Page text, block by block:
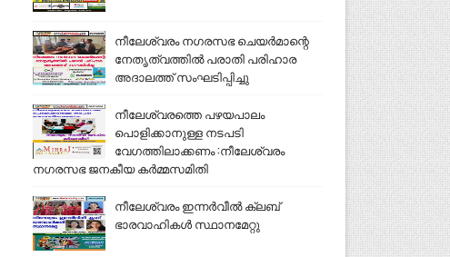
നീലേശ്വരം നഗരസഭ ചെയർമാന്റെ
നേതൃത്വത്തിൽ പരാതി പരിഹാര
അദാലത്ത് സംഘടിപ്പിച്ചു
നീലേശ്വരത്തെ പഴയപാലം
പൊളിക്കാനുള്ള നടപടി
വേഗത്തിലാക്കണം :നീലേശ്വരം
നഗരസഭ ജനകീയ കർമ്മസമിതി
നീലേശ്വരം ഇന്നർവീൽ ക്ലബ്
ഭാരവാഹികൾ സ്ഥാനമേറ്റു